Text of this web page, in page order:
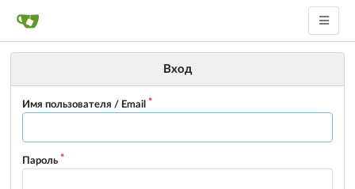
Вход
Имя пользователя / Email
Пароль